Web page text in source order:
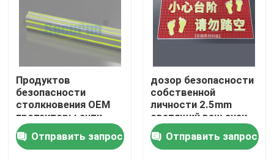
Photoluminescent знаки огня
Фотолюминесцентное покрытие лестницы
Фотолюминесцентная маркировка путей выхода
Светящие маркировки пути выхода
Продуктов
безопасности
столкновения OEM
протекторы анти-
Photoluminescent
алюминиевые
угловые
Отправить запрос
дозор безопасности
собственной
личности 2.5mm
светящий ваш знак
символа шага для
лестниц
Отправить запрос